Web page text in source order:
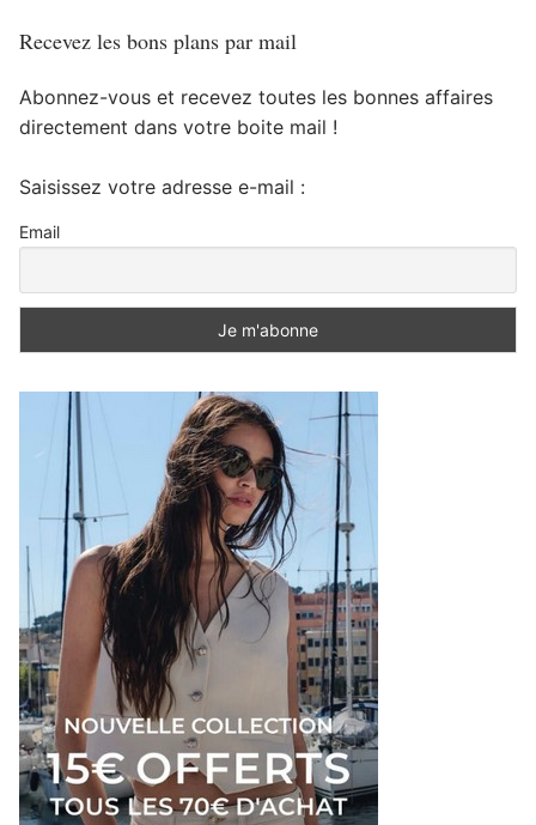
Recevez les bons plans par mail
Abonnez-vous et recevez toutes les bonnes affaires
directement dans votre boite mail !
Saisissez votre adresse e-mail :
Email